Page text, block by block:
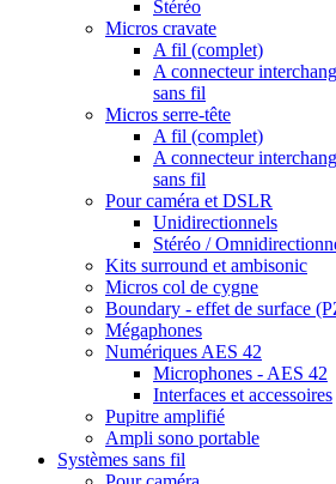
Stéréo
Micros cravate
A fil (complet)
A connecteur
sans fil
Micros serre-tête
A fil (complet)
A connecteur
sans fil
Pour caméra et DSLR
Unidirectionnels
Stéréo /
Kits surround et ambisonic
Micros col de cygne
Boundary - effet de surface
Mégaphones
Numériques AES 42
Microphones - AES 42
Interfaces et accessoires
Pupitre amplifié
Ampli sono portable
Systèmes sans fil